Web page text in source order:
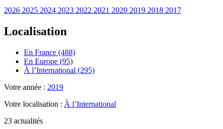
2026 2025 2024 2023 2022 2021 2020 2019 2018 2017
Localisation
En France (488)
En Europe (95)
À l’International (295)
Votre année : 2019
Votre localisation : À l’International
23 actualités